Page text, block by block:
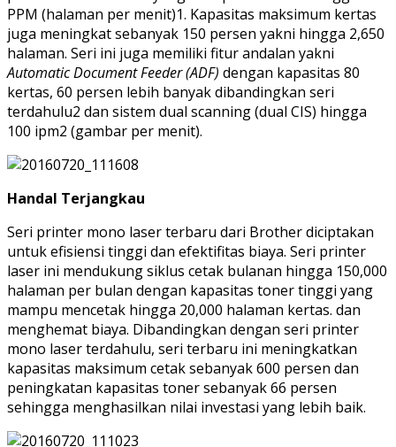
PPM (halaman per menit)1. Kapasitas maksimum kertas
juga meningkat sebanyak 150 persen yakni hingga 2,650
halaman. Seri ini juga memiliki fitur andalan yakni
Automatic Document Feeder (ADF) dengan kapasitas 80
kertas, 60 persen lebih banyak dibandingkan seri
terdahulu2 dan sistem dual scanning (dual CIS) hingga
100 ipm2 (gambar per menit).
Handal Terjangkau
Seri printer mono laser terbaru dari Brother diciptakan
untuk efisiensi tinggi dan efektifitas biaya. Seri printer
laser ini mendukung siklus cetak bulanan hingga 150,000
halaman per bulan dengan kapasitas toner tinggi yang
mampu mencetak hingga 20,000 halaman kertas. dan
menghemat biaya. Dibandingkan dengan seri printer
mono laser terdahulu, seri terbaru ini meningkatkan
kapasitas maksimum cetak sebanyak 600 persen dan
peningkatan kapasitas toner sebanyak 66 persen
sehingga menghasilkan nilai investasi yang lebih baik.